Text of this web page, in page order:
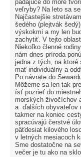
padajúce do more
veľryby? Na leto sa
Najčastejšie
šedého (plejtvák
výskokmi a my len
zachytiť. V tejto
Niekoľko členné
nám dnes príroda
jedna z tých, na ktoré
mať individuálny a
Po návrate do
Môžeme sa len tak
ísť pozrieť do
morských živočíchov
a ďalších obyvateľov
takmer na koniec
spracúvajú čerstvé
päťdesiat kilového
v letných mesiacoch
Sme dostatočne na
večer je tu ako na